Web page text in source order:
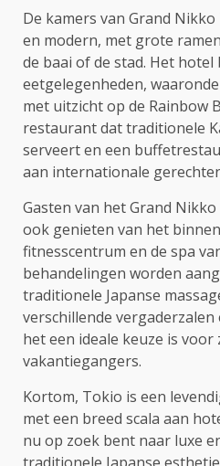
De kamers van Grand
en modern, met grote
de baai of de stad. Het
eetgelegenheden,
met uitzicht op de Rainbow
restaurant dat traditionele
serveert en een
aan internationale
Gasten van het Grand
ook genieten van het
fitnesscentrum en de spa
behandelingen worden
traditionele Japanse
verschillende
het een ideale keuze is
vakantiegangers.
Kortom, Tokio is een
met een breed scala aan
nu op zoek bent naar luxe